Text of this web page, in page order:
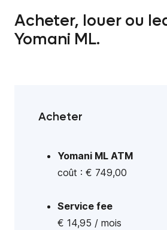
Acheter, louer ou
Yomani ML.
Acheter
Yomani ML ATM
coût : € 749,00
Service fee
€ 14,95 / mois